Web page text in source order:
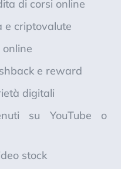
di corsi online
e criptovalute
e reward
digitali
su YouTube o
stock